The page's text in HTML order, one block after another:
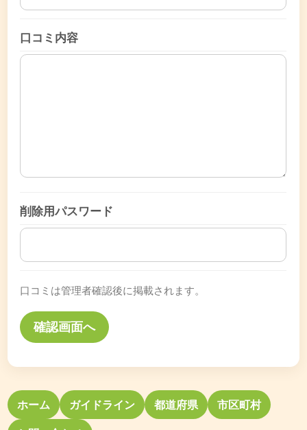
口コミ内容
削除用パスワード
口コミは管理者確認後に掲載されます。
ホーム ガイドライン 都道府県 市区町村